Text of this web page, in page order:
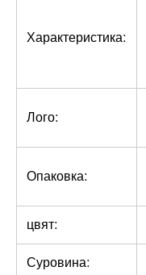
Характеристика:
Лого:
Опаковка:
цвят:
Суровина: